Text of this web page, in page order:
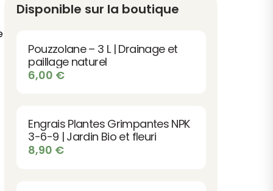
Disponible sur la boutique
Pouzzolane – 3 L | Drainage et
paillage naturel
6,00 €
Engrais Plantes Grimpantes NPK
3-6-9 | Jardin Bio et fleuri
8,90 €